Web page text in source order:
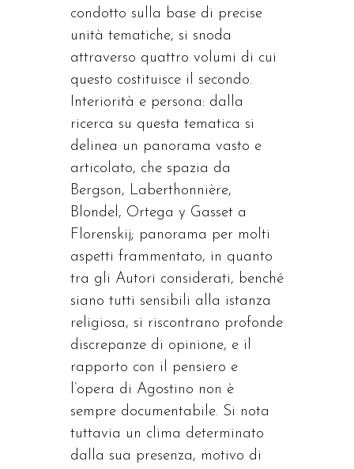
condotto sulla base di precise
unità tematiche, si snoda
attraverso quattro volumi di cui
questo costituisce il secondo.
Interiorità e persona: dalla
ricerca su questa tematica si
delinea un panorama vasto e
articolato, che spazia da
Bergson, Laberthonnière,
Blondel, Ortega y Gasset a
Florenskij; panorama per molti
aspetti frammentato, in quanto
tra gli Autori considerati, benché
siano tutti sensibili alla istanza
religiosa, si riscontrano profonde
discrepanze di opinione, e il
rapporto con il pensiero e
l’opera di Agostino non è
sempre documentabile. Si nota
tuttavia un clima determinato
dalla sua presenza, motivo di